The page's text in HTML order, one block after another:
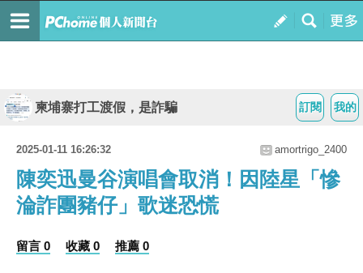
我的
訂閱
柬埔寨打工渡假，是詐騙
2025-01-11 16:26:32 amortrigo_2400
陳奕迅曼谷演唱會取消！因陸星「慘
淪詐團豬仔」歌迷恐慌
留言 0 收藏 0 推薦 0